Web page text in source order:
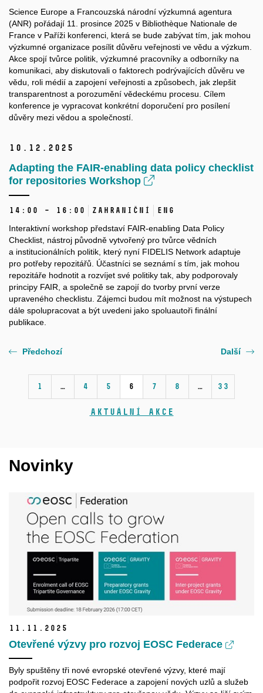
Science Europe a Francouzská národní výzkumná agentura
(ANR) pořádají 11. prosince 2025 v Bibliothèque Nationale de
France v Paříži konferenci, která se bude zabývat tím, jak mohou
výzkumné organizace posílit důvěru veřejnosti ve vědu a výzkum.
Akce spojí tvůrce politik, výzkumné pracovníky a odborníky na
komunikaci, aby diskutovali o faktorech podrývajících důvěru ve
vědu, roli médií a zapojení veřejnosti a způsobech, jak zlepšit
transparentnost a porozumění vědeckému procesu. Cílem
konference je vypracovat konkrétní doporučení pro posílení
důvěry mezi vědou a společností.
10. 12. 2025
Adapting the FAIR-enabling data policy checklist
for repositories Workshop
14:00 – 16:00 Zahraniční ENG
Interaktivní workshop představí FAIR-enabling Data Policy
Checklist, nástroj původně vytvořený pro tvůrce vědních
a institucionálních politik, který nyní FIDELIS Network adaptuje
pro potřeby repozitářů. Účastníci se seznámí s tím, jak mohou
repozitáře hodnotit a rozvíjet své politiky tak, aby podporovaly
principy FAIR, a společně se zapojí do tvorby první verze
upraveného checklistu. Zájemci budou mít možnost na výstupech
dále spolupracovat a být uvedeni jako spoluautoři finální
publikace.
Předchozí
1 … 4 5 6 7 8 … 33
Další
Aktuální akce
Novinky
11. 11. 2025
Otevřené výzvy pro rozvoj EOSC Federace
Byly spuštěny tři nové evropské otevřené výzvy, které mají
podpořit rozvoj EOSC Federace a zapojení nových uzlů a služeb